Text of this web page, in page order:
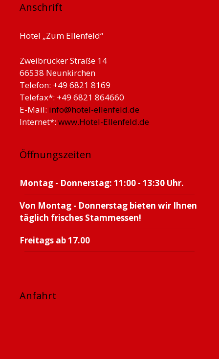
Anschrift
Hotel „Zum Ellenfeld“
Zweibrücker Straße 14
66538 Neunkirchen
Telefon: +49 6821 8169
Telefax*: +49 6821 864660
E-Mail: info@hotel-ellenfeld.de
Internet*: www.Hotel-Ellenfeld.de
Öffnungszeiten
Montag - Donnerstag: 11:00 - 13:30 Uhr.
Von Montag - Donnerstag bieten wir Ihnen
täglich frisches Stammessen!
Freitags ab 17.00
Anfahrt